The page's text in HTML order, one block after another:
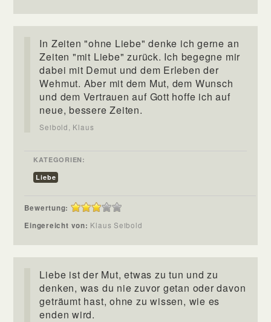
In Zeiten "ohne Liebe" denke ich gerne an
Zeiten "mit Liebe" zurück. Ich begegne mir
dabei mit Demut und dem Erleben der
Wehmut. Aber mit dem Mut, dem Wunsch
und dem Vertrauen auf Gott hoffe ich auf
neue, bessere Zeiten.
Seibold, Klaus
KATEGORIEN:
Liebe
Bewertung:
Eingereicht von: Klaus Seibold
Liebe ist der Mut, etwas zu tun und zu
denken, was du nie zuvor getan oder davon
geträumt hast, ohne zu wissen, wie es
enden wird.